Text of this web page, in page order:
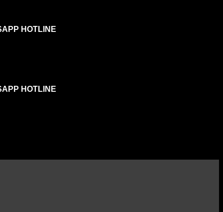
HOTLINE
HOTLINE